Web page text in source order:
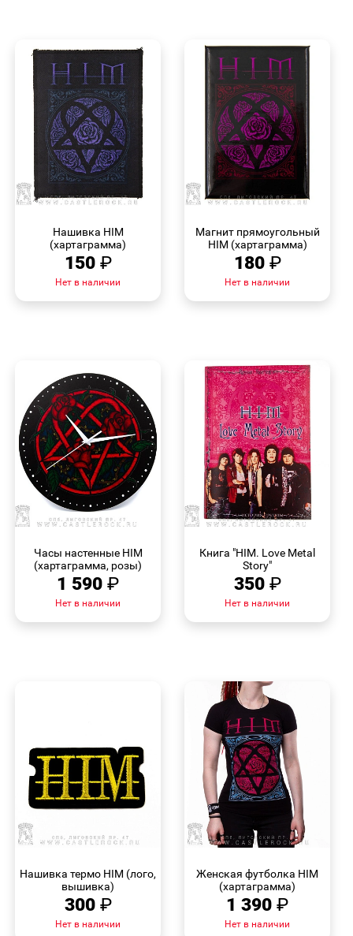
Нашивка HIM
(хартаграмма)
150 ₽
Нет в наличии
Магнит прямоугольный
HIM (хартаграмма)
180 ₽
Нет в наличии
Часы настенные HIM
(хартаграмма, розы)
1 590 ₽
Нет в наличии
Книга "HIM. Love Metal
Story"
350 ₽
Нет в наличии
Нашивка термо HIM (лого,
вышивка)
300 ₽
Нет в наличии
Женская футболка HIM
(хартаграмма)
1 390 ₽
Нет в наличии